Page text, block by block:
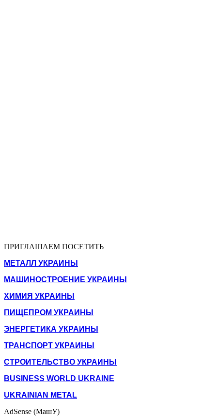
ПРИГЛАШАЕМ ПОСЕТИТЬ
МЕТАЛЛ УКРАИНЫ
МАШИНОСТРОЕНИЕ УКРАИНЫ
ХИМИЯ УКРАИНЫ
ПИЩЕПРОМ УКРАИНЫ
ЭНЕРГЕТИКА УКРАИНЫ
ТРАНСПОРТ УКРАИНЫ
СТРОИТЕЛЬСТВО УКРАИНЫ
BUSINESS WORLD UKRAINE
UKRAINIAN METAL
AdSense (МашУ)